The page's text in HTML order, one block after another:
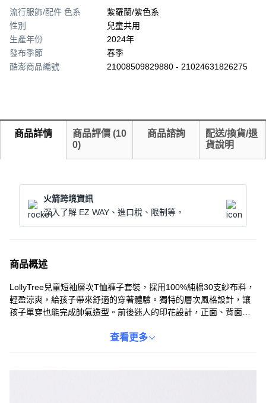
流行服飾/配件 色系
紫羅蘭/紫色系
性別
兒童共用
生產年份
2024年
發布季節
春季
酷澎商品編號
21008509829880 - 21024631826275
商品詳情 商品評價 (10
0)
商品諮詢
配送/換貨/退
貨說明
火箭跨境資訊
深入了解 EZ WAY、進口稅、限制等。
商品概述
LollyTree兒童短袖層次T恤褲子套裝，採用100%純棉30支紗布料，
輕盈涼爽，給孩子帶來舒適的穿著體驗。獨特的層次風格設計，讓
孩子單穿也能完成帥氣造型。前後迷人的印花設計，正面、背面都
少年也能輕鬆駕馭。這款套裝不僅時尚，更注重孩子的舒適感，讓
查看更多